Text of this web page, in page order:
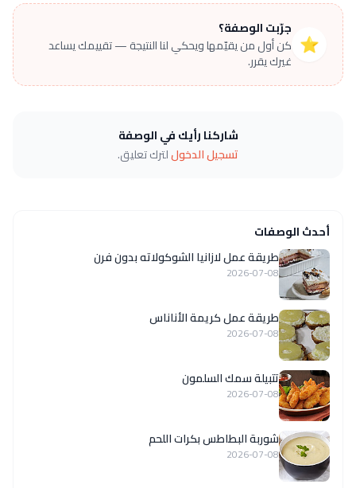
⭐
جرّبت الوصفة؟
كن أول من يقيّمها ويحكي لنا النتيجة — تقييمك يساعد
غيرك يقرر.
شاركنا رأيك في الوصفة
تسجيل الدخوللترك تعليق.
أحدث الوصفات
طريقة عمل لازانيا الشوكولاته بدون فرن
2026-07-08
طريقة عمل كريمة الأناناس
2026-07-08
تتبيلة سمك السلمون
2026-07-08
شوربة البطاطس بكرات اللحم
2026-07-08